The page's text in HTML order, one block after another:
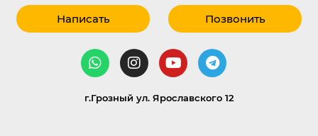
Написать Позвонить
г.Грозный ул. Ярославского 12